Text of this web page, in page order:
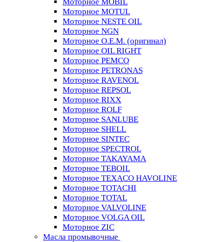
Моторное MOTUL
Моторное NESTE OIL
Моторное NGN
Моторное O.E.M. (оригинал)
Моторное OIL RIGHT
Моторное PEMCO
Моторное PETRONAS
Моторное RAVENOL
Моторное REPSOL
Моторное RIXX
Моторное ROLF
Моторное SANLUBE
Моторное SHELL
Моторное SINTEC
Моторное SPECTROL
Моторное TAKAYAMA
Моторное TEBOIL
Моторное TEXACO HAVOLINE
Моторное TOTACHI
Моторное TOTAL
Моторное VALVOLINE
Моторное VOLGA OIL
Моторное ZIC
Масла промывочные